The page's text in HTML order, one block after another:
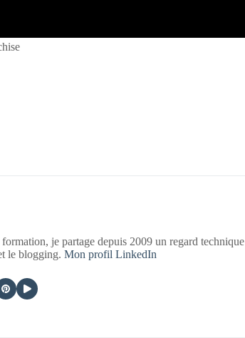
je partage depuis 2009 un regard technique
le blogging.Mon profil LinkedIn